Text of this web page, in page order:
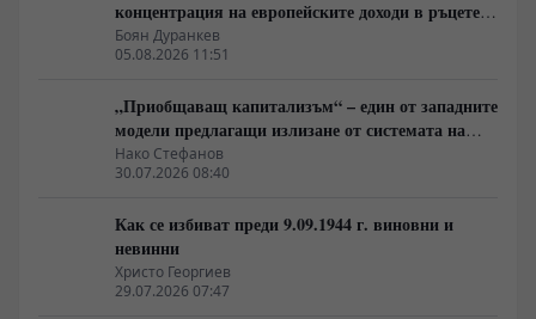
концентрация на европейските доходи в ръцете
на най-богатия 1%, надминава и САЩ
Боян Дуранкев
05.08.2026 11:51
„Приобщаващ капитализъм“ – един от западните
модели предлагащи излизане от системата на
неолиберализма
Нако Стефанов
30.07.2026 08:40
Как се избиват преди 9.09.1944 г. виновни и
невинни
Христо Георгиев
29.07.2026 07:47